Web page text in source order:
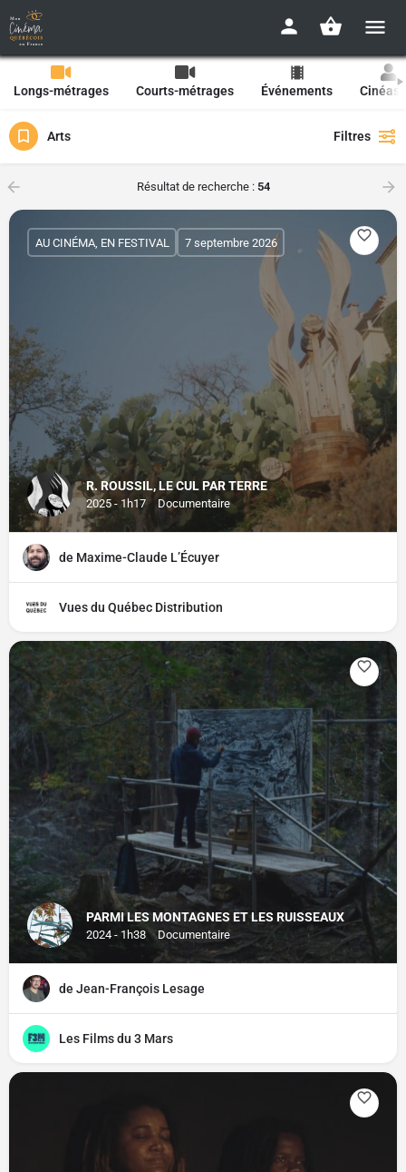
Longs-métrages Courts-métrages Événements
Arts Filtres
Résultat de recherche : 54
R. ROUSSIL, LE CUL PAR TERRE
2025 - 1h17 Documentaire
AU CINÉMA, EN FESTIVAL 7 septembre 2026
de Maxime-Claude L’Écuyer
Vues du Québec Distribution
PARMI LES MONTAGNES ET LES RUISSEAUX
2024 - 1h38 Documentaire
de Jean-François Lesage
Les Films du 3 Mars